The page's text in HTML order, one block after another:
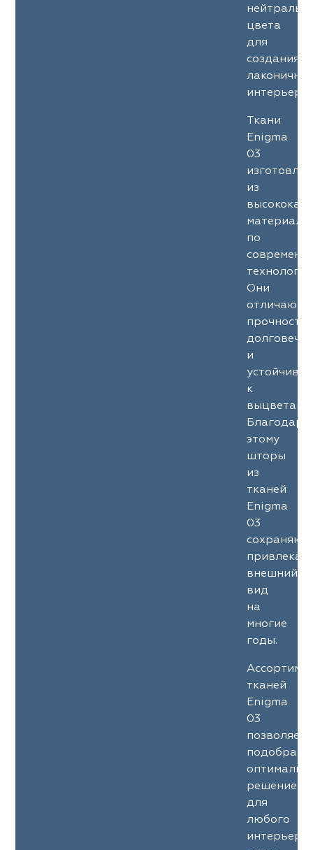
цвета
для
создания
Ткани
Enigma
03
из
по
Они
и
к
Благодаря
этому
шторы
из
тканей
Enigma
03
сохраняют
внешний
вид
на
многие
годы.
тканей
Enigma
03
позволяет
подобрать
решение
для
любого